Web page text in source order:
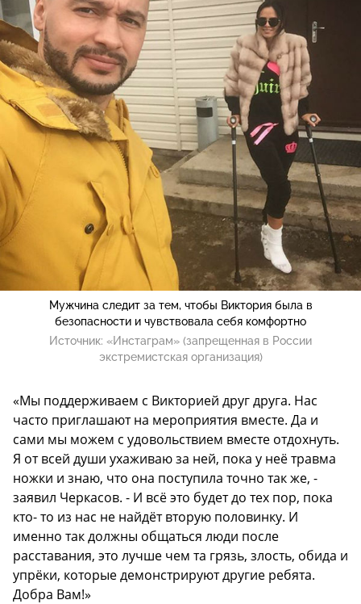
Мужчина следит за тем, чтобы Виктория была в
безопасности и чувствовала себя комфортно
Источник: «Инстаграм» (запрещенная в России
экстремистская организация)
«Мы поддерживаем с Викторией друг друга. Нас
часто приглашают на мероприятия вместе. Да и
сами мы можем с удовольствием вместе отдохнуть.
Я от всей души ухаживаю за ней, пока у неё травма
ножки и знаю, что она поступила точно так же, -
заявил Черкасов. - И всё это будет до тех пор, пока
кто- то из нас не найдёт вторую половинку. И
именно так должны общаться люди после
расставания, это лучше чем та грязь, злость, обида и
упрёки, которые демонстрируют другие ребята.
Добра Вам!»